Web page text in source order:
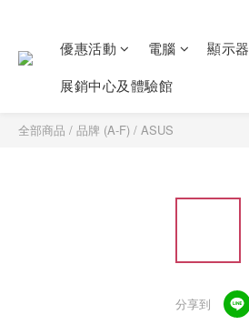
優惠活動 電腦 顯示器
展銷中心及體驗館
全部商品 / 品牌 (A-F) / ASUS
分享到